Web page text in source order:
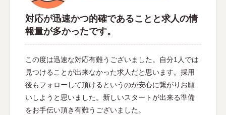
対応が迅速かつ的確であることと求人の情
報量が多かったです。
この度は迅速な対応有難うございました。自分1人では
見つけることが出来なかった求人だと思います。採用
後もフォローして頂けるというのが安心に繋がりお願
いしようと思いました。新しいスタートが出来る準備
をお手伝い頂き有難うございました。